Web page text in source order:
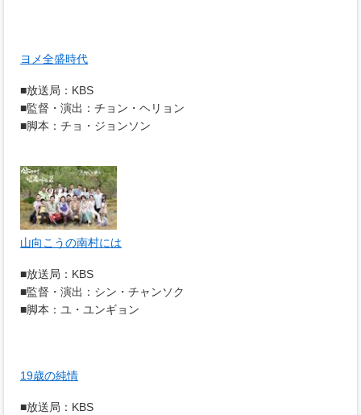
ヨメ全盛時代
■放送局：KBS
■監督・演出：チョン・ヘリョン
■脚本：チョ・ジョンソン
山向こうの南村には
■放送局：KBS
■監督・演出：シン・チャンソク
■脚本：ユ・ユンギョン
19歳の純情
■放送局：KBS